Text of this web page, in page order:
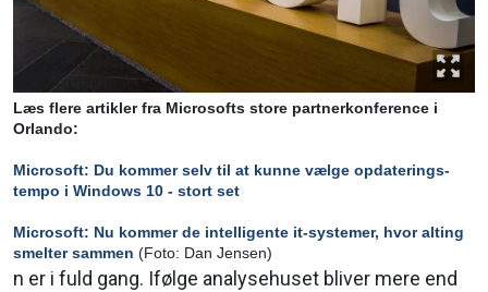
Læs flere artikler fra Microsofts store partnerkonference i
Orlando:
Microsoft: Du kommer selv til at kunne vælge opdaterings-
tempo i Windows 10 - stort set
Microsoft: Nu kommer de intelligente it-systemer, hvor alting
smelter sammen (Foto: Dan Jensen)
n er i fuld gang. Ifølge analysehuset bliver mere end